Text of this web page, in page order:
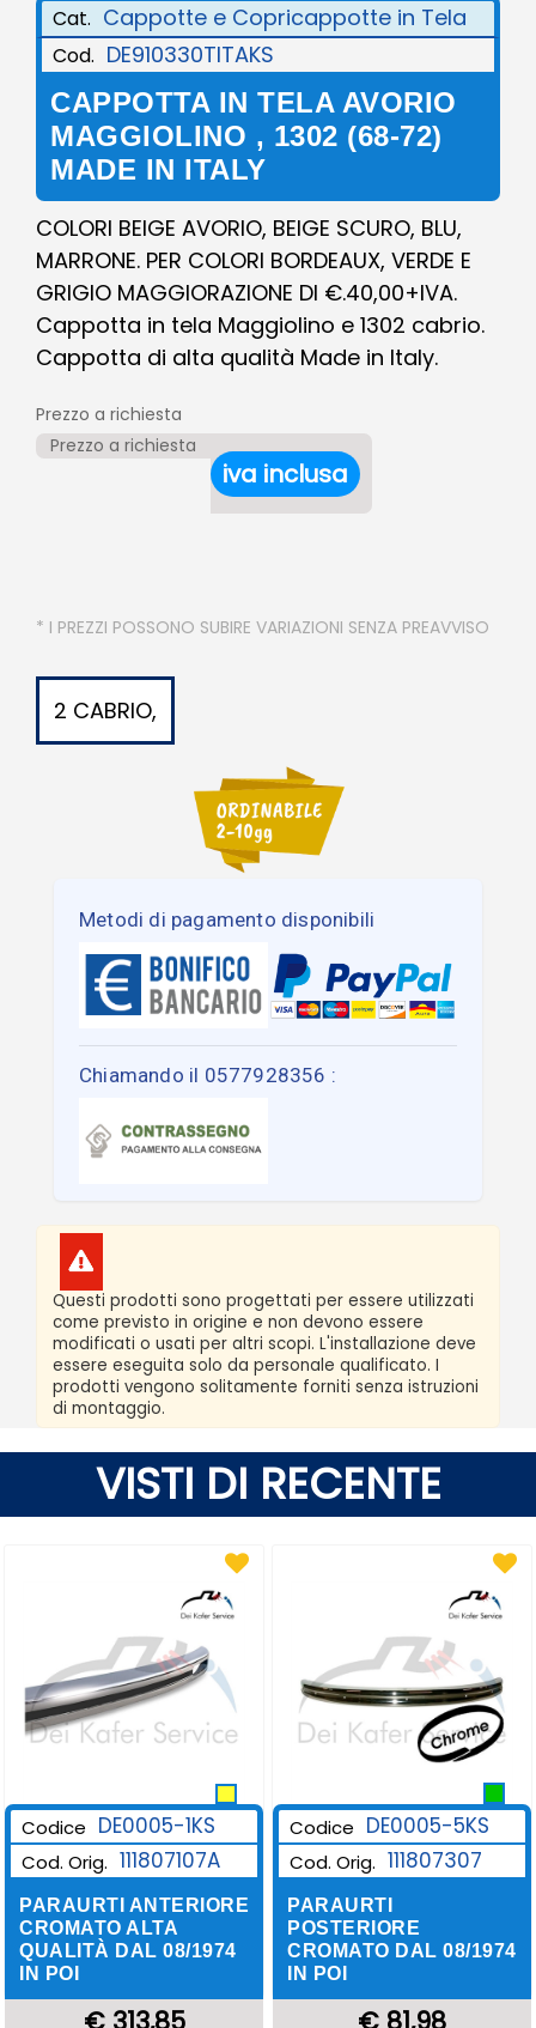
Cat. Cappotte e Copricappotte in Tela
Cod. DE910330TITAKS
CAPPOTTA IN TELA AVORIO
MAGGIOLINO , 1302 (68-72)
MADE IN ITALY
COLORI BEIGE AVORIO, BEIGE SCURO, BLU,
MARRONE. PER COLORI BORDEAUX, VERDE E
GRIGIO MAGGIORAZIONE DI €.40,00+IVA.
Cappotta in tela Maggiolino e 1302 cabrio.
Cappotta di alta qualità Made in Italy.
Prezzo a richiesta
Prezzo a richiesta
iva inclusa
* I PREZZI POSSONO SUBIRE VARIAZIONI SENZA PREAVVISO
2 CABRIO,
Metodi di pagamento disponibili
Chiamando il 0577928356 :
Questi prodotti sono progettati per essere utilizzati
come previsto in origine e non devono essere
modificati o usati per altri scopi. L'installazione deve
essere eseguita solo da personale qualificato. I
prodotti vengono solitamente forniti senza istruzioni
di montaggio.
VISTI DI RECENTE
Codice DE0005-1KS
Cod. Orig. 111807107A
PARAURTI ANTERIORE
CROMATO ALTA
QUALITÀ DAL 08/1974
IN POI
Codice DE0005-5KS
Cod. Orig. 111807307
PARAURTI
POSTERIORE
CROMATO DAL 08/1974
IN POI